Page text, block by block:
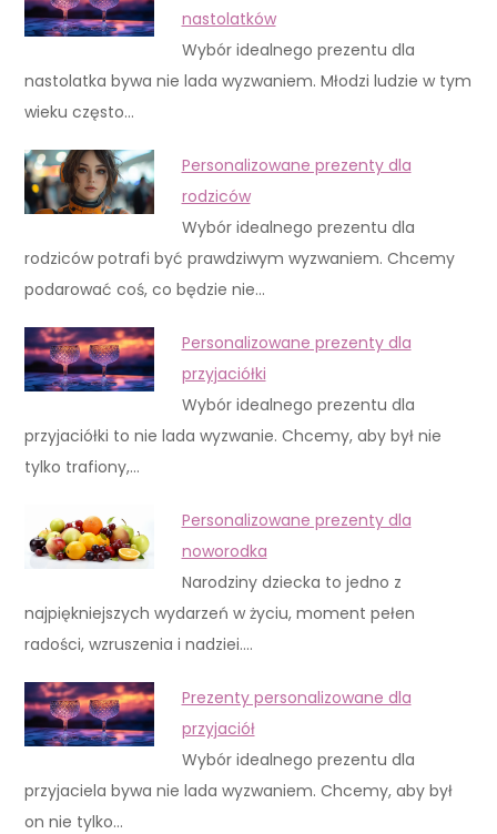
nastolatków
Wybór idealnego prezentu dla
nastolatka bywa nie lada wyzwaniem. Młodzi ludzie w tym
wieku często…
Personalizowane prezenty dla
rodziców
Wybór idealnego prezentu dla
rodziców potrafi być prawdziwym wyzwaniem. Chcemy
podarować coś, co będzie nie…
Personalizowane prezenty dla
przyjaciółki
Wybór idealnego prezentu dla
przyjaciółki to nie lada wyzwanie. Chcemy, aby był nie
tylko trafiony,…
Personalizowane prezenty dla
noworodka
Narodziny dziecka to jedno z
najpiękniejszych wydarzeń w życiu, moment pełen
radości, wzruszenia i nadziei.…
Prezenty personalizowane dla
przyjaciół
Wybór idealnego prezentu dla
przyjaciela bywa nie lada wyzwaniem. Chcemy, aby był
on nie tylko…